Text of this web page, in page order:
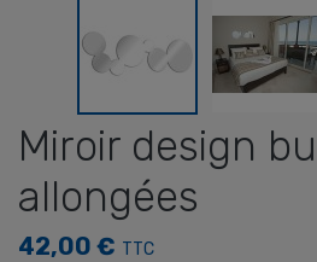
Miroir design
allongées
42,00 € TTC